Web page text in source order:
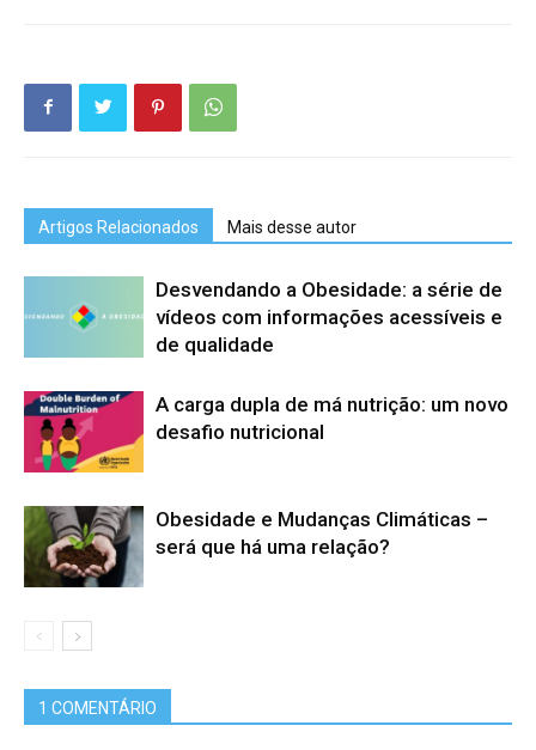
Artigos Relacionados Mais desse autor
Desvendando a Obesidade: a série de
vídeos com informações acessíveis e
de qualidade
A carga dupla de má nutrição: um novo
desafio nutricional
Obesidade e Mudanças Climáticas –
será que há uma relação?
1 COMENTÁRIO